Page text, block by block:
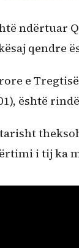
ndërtuar
qendre
e
është
i tij ka